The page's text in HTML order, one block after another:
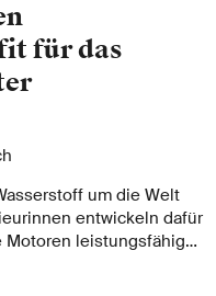
für das
um die Welt
entwickeln dafür
Motoren leistungsfähig